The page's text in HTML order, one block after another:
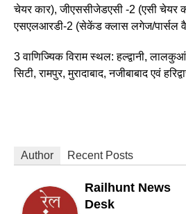
चेयर कार), जीएससीजेडएसी -2 (एसी चेयर
एसएलआरडी-2 (सेकेंड क्लास लगेज/पार्सल
3 वाणिज्यिक विराम स्थल: हल्द्वानी,
सिटी, रामपुर, मुरादाबाद, नजीबाबाद एवं
Author Recent Posts
Railhunt News
Desk